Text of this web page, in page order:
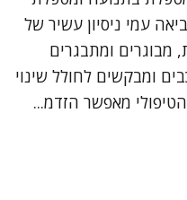
עמי ניסיון עשיר של
מבוגרים ומתבגרים
ומבקשים לחולל שינוי
מאפשר הזדמ...